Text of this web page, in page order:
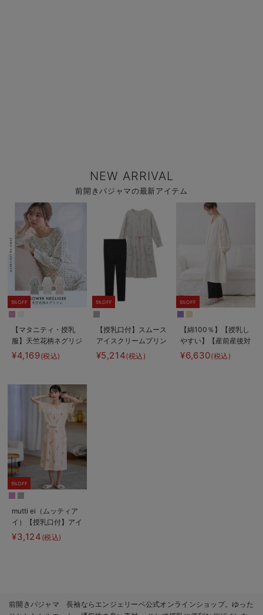
NEW ARRIVAL
前開きパジャマの最新アイテム
5%OFF
【マタニティ・授乳
服】天竺花柄ネグリジ
ェ
¥4,169(税込)
5%OFF
【授乳口付】スムース
アイスクリームプリン
ト×無地パンツ2WAY
パジャマ
¥5,214(税込)
5%OFF
【綿100％】【授乳し
やすい】【産前産後対
応パンツ付き】Wガー
ゼパジャマ＆産前産後
¥6,630(税込)
5%OFF
mutti ei（ムッティア
イ）【授乳口付】アイ
スクリーム柄半袖ネグ
リジェ
¥3,124 (税込)
前開きパジャマ 長袖ならエンジェリーベ公式オンラインショップ。ゆった